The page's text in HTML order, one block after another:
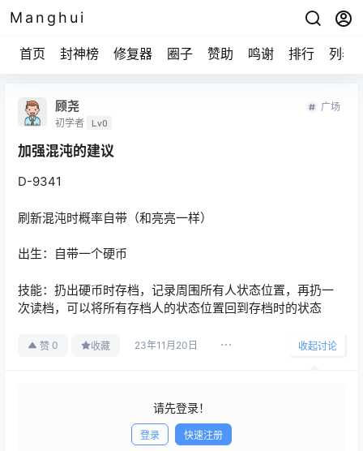
Manghui
首页 封神榜 修复器 圈子 赞助 鸣谢 排行 列表
顾尧
初学者 Lv0
广场
加强混沌的建议
D-9341
刷新混沌时概率自带（和亮亮一样）
出生：自带一个硬币
技能：扔出硬币时存档，记录周围所有人状态位置，再扔一
次读档，可以将所有存档人的状态位置回到存档时的状态
赞 0 收藏 23年11月20日 收起讨论
请先登录！
登录 快速注册